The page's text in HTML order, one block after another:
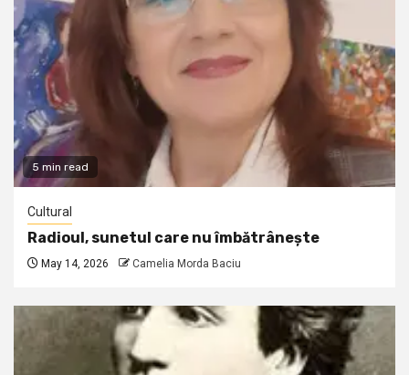
5 min read
Cultural
Radioul, sunetul care nu îmbătrânește
May 14, 2026 Camelia Morda Baciu